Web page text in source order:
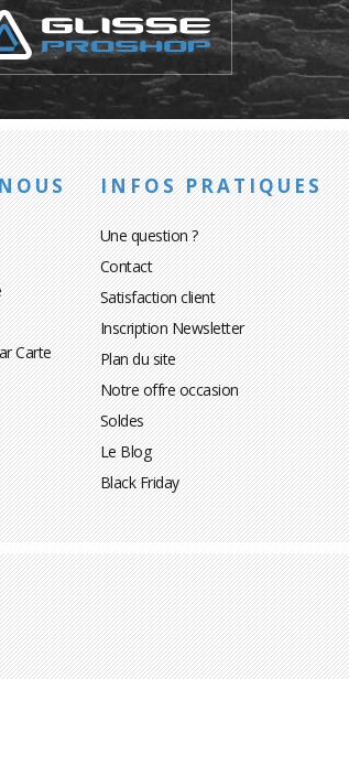
Carte
INFOS PRATIQUES
Une question ?
Contact
Satisfaction client
Inscription Newsletter
Plan du site
Notre offre occasion
Soldes
Le Blog
Black Friday